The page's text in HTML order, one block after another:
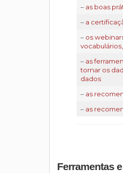
– as boas
– a
– os
– as
tornar os
dados
– as
– as
Ferramentas